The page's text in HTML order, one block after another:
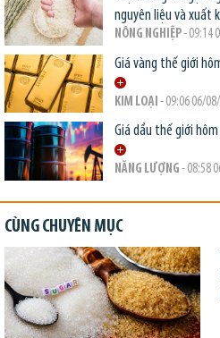
nguyên liệu và xuất
NÔNG NGHIỆP- 09:14
Giá vàng thế giới
KIM LOẠI - 09:06 06/
Giá dầu thế giới hôm
NĂNG LƯỢNG - 08:58
CÙNG CHUYÊN MỤC